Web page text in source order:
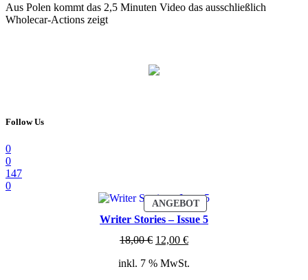
Aus Polen kommt das 2,5 Minuten Video das ausschließlich
Wholecar-Actions zeigt
Follow Us
0
0
147
0
ANGEBOTPRODUKT
IM
ANGEBOT
Writer Stories – Issue 5
18,00€ Ursprünglicher
war:
12,00 €Aktueller
ist:
inkl. 7 % MwSt.